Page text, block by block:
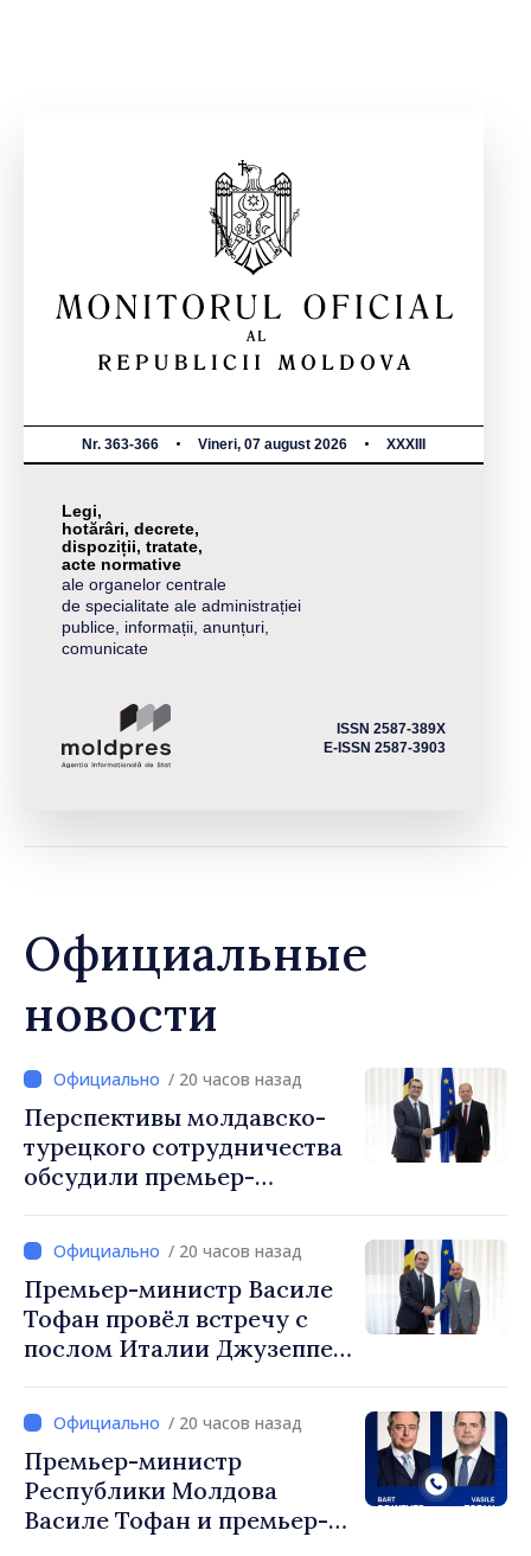
Nr. 363-366 Vineri, 07 august 2026 XXXIII
Legi,
hotărâri, decrete,
dispoziții, tratate,
acte normative
ale organelor centrale
de specialitate ale administrației
publice, informații, anunțuri,
comunicate
ISSN 2587-389X
E-ISSN 2587-3903
Официальные
новости
/ 20 часов назад
Перспективы молдавско-
турецкого сотрудничества
обсудили премьер-
посол Турции Уйгар
Мустафа Сертел/ 20 часов назад
Премьер-министр Василе
Тофан провёл встречу с
послом Италии Джузеппе
/ 20 часов назад
Премьер-министр
Республики Молдова
Василе Тофан и премьер-